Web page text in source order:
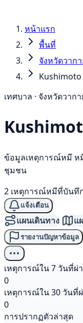
หน้าแรก
พื้นที่
จังหวัดวาก
Kushimoto
เทศบาล · จังหวัดวาก
ข้อมูลเหตุการณ์หมี ห
ชุมชน
2 เหตุการณ์หมีที่บันทึ
แจ้งเตือน
แผนเดินทาง แ
รายงานปัญหาข้อมูล
เหตุการณ์ใน 7 วันที่ผ่
0
เหตุการณ์ใน 30 วันที่
0
การปรากฏตัวล่าสุด